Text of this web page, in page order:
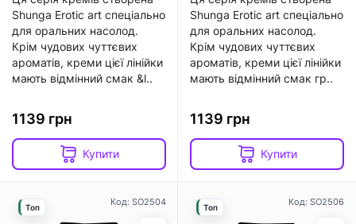
Shunga Erotic art спеціально
для оральних насолод.
Крім чудових чуттєвих
ароматів, креми цієї лінійки
мають відмінний смак &l..
1139 грн
Купити
Shunga Erotic art спеціально
для оральних насолод.
Крім чудових чуттєвих
ароматів, креми цієї лінійки
мають відмінний смак гр..
1139 грн
Купити
Код: SO2504
Топ Код: SO2506
Топ